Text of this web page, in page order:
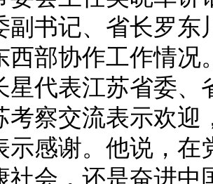
副书记、省长罗
西部协作工作情况
表江苏省委、
考察交流表示欢
示感谢。他说，
社会，还是奋进